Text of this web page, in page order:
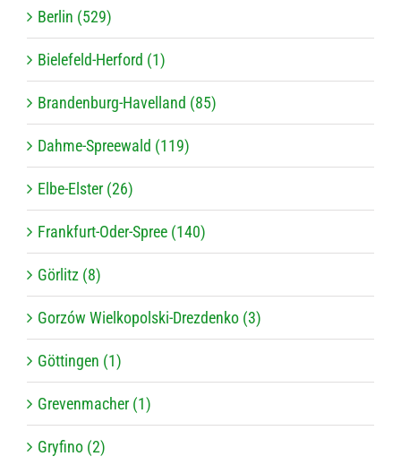
Berlin (529)
Bielefeld-Herford (1)
Brandenburg-Havelland (85)
Dahme-Spreewald (119)
Elbe-Elster (26)
Frankfurt-Oder-Spree (140)
Görlitz (8)
Gorzów Wielkopolski-Drezdenko (3)
Göttingen (1)
Grevenmacher (1)
Gryfino (2)